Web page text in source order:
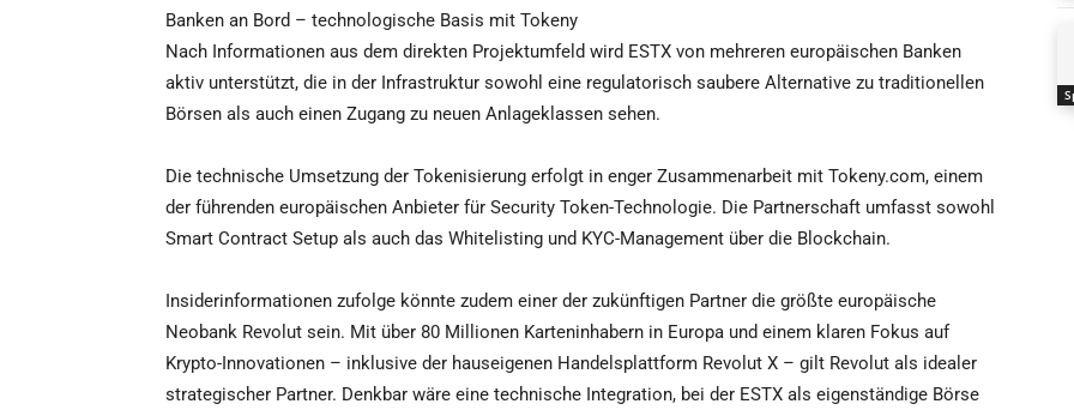
Banken an Bord – technologische Basis mit Tokeny
Nach Informationen aus dem direkten Projektumfeld wird ESTX von mehreren europäischen Banken
aktiv unterstützt, die in der Infrastruktur sowohl eine regulatorisch saubere Alternative zu traditionellen
Börsen als auch einen Zugang zu neuen Anlageklassen sehen.
Die technische Umsetzung der Tokenisierung erfolgt in enger Zusammenarbeit mit Tokeny.com, einem
der führenden europäischen Anbieter für Security Token-Technologie. Die Partnerschaft umfasst sowohl
Smart Contract Setup als auch das Whitelisting und KYC-Management über die Blockchain.
Insiderinformationen zufolge könnte zudem einer der zukünftigen Partner die größte europäische
Neobank Revolut sein. Mit über 80 Millionen Karteninhabern in Europa und einem klaren Fokus auf
Krypto-Innovationen – inklusive der hauseigenen Handelsplattform Revolut X – gilt Revolut als idealer
strategischer Partner. Denkbar wäre eine technische Integration, bei der ESTX als eigenständige Börse